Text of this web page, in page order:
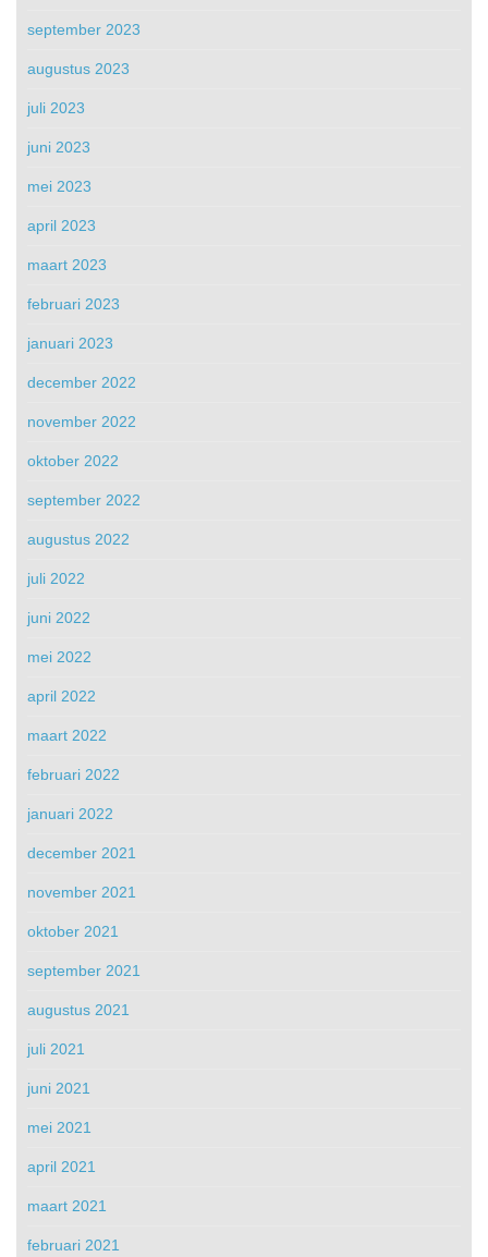
september 2023
augustus 2023
juli 2023
juni 2023
mei 2023
april 2023
maart 2023
februari 2023
januari 2023
december 2022
november 2022
oktober 2022
september 2022
augustus 2022
juli 2022
juni 2022
mei 2022
april 2022
maart 2022
februari 2022
januari 2022
december 2021
november 2021
oktober 2021
september 2021
augustus 2021
juli 2021
juni 2021
mei 2021
april 2021
maart 2021
februari 2021